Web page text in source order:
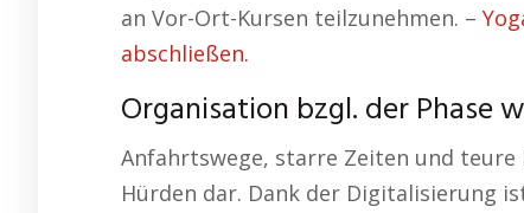
an Vor-Ort-Kursen teilzunehmen. –
abschließen.
Organisation bzgl. der Phase
Anfahrtswege, starre Zeiten und
Hürden dar. Dank der Digitalisierung